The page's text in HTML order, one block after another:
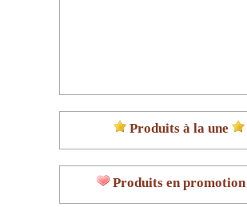
Produits à la une
Produits en promotion